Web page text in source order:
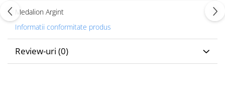
Medalion Argint
Informatii conformitate produs
Review-uri (0)